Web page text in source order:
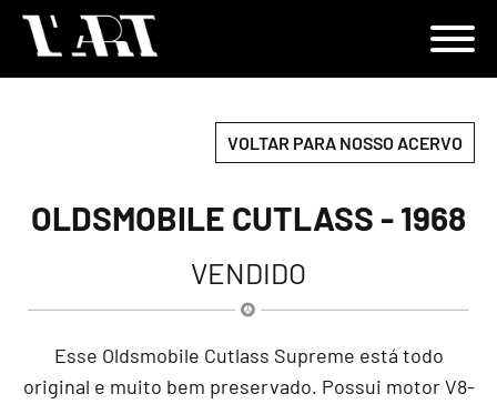
VOLTAR PARA NOSSO ACERVO
OLDSMOBILE CUTLASS - 1968
VENDIDO
Esse Oldsmobile Cutlass Supreme está todo
original e muito bem preservado. Possui motor V8-